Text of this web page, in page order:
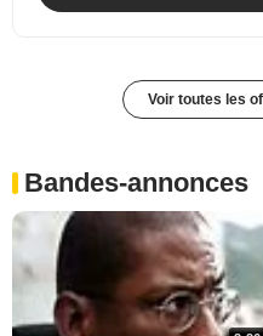
Voir toutes les
Bandes-annonces